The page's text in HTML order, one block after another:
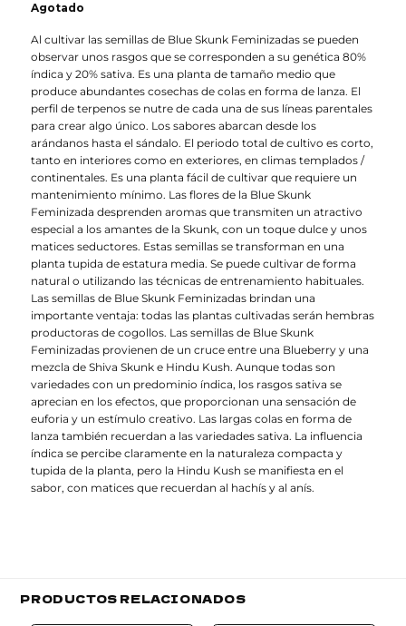
Agotado
Al cultivar las semillas de Blue Skunk Feminizadas se pueden
observar unos rasgos que se corresponden a su genética 80%
índica y 20% sativa. Es una planta de tamaño medio que
produce abundantes cosechas de colas en forma de lanza. El
perfil de terpenos se nutre de cada una de sus líneas parentales
para crear algo único. Los sabores abarcan desde los
arándanos hasta el sándalo. El periodo total de cultivo es corto,
tanto en interiores como en exteriores, en climas templados /
continentales. Es una planta fácil de cultivar que requiere un
mantenimiento mínimo. Las flores de la Blue Skunk
Feminizada desprenden aromas que transmiten un atractivo
especial a los amantes de la Skunk, con un toque dulce y unos
matices seductores. Estas semillas se transforman en una
planta tupida de estatura media. Se puede cultivar de forma
natural o utilizando las técnicas de entrenamiento habituales.
Las semillas de Blue Skunk Feminizadas brindan una
importante ventaja: todas las plantas cultivadas serán hembras
productoras de cogollos. Las semillas de Blue Skunk
Feminizadas provienen de un cruce entre una Blueberry y una
mezcla de Shiva Skunk e Hindu Kush. Aunque todas son
variedades con un predominio índica, los rasgos sativa se
aprecian en los efectos, que proporcionan una sensación de
euforia y un estímulo creativo. Las largas colas en forma de
lanza también recuerdan a las variedades sativa. La influencia
índica se percibe claramente en la naturaleza compacta y
tupida de la planta, pero la Hindu Kush se manifiesta en el
sabor, con matices que recuerdan al hachís y al anís.
PRODUCTOS RELACIONADOS